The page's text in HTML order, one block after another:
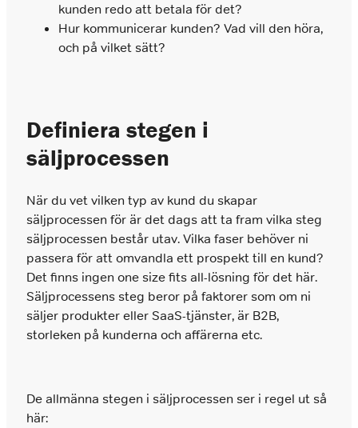
kunden redo att betala för det?
Hur kommunicerar kunden? Vad vill den höra,
och på vilket sätt?
Definiera stegen i
säljprocessen
När du vet vilken typ av kund du skapar
säljprocessen för är det dags att ta fram vilka steg
säljprocessen består utav. Vilka faser behöver ni
passera för att omvandla ett prospekt till en kund?
Det finns ingen one size fits all-lösning för det här.
Säljprocessens steg beror på faktorer som om ni
säljer produkter eller SaaS-tjänster, är B2B,
storleken på kunderna och affärerna etc.
De allmänna stegen i säljprocessen ser i regel ut så
här: